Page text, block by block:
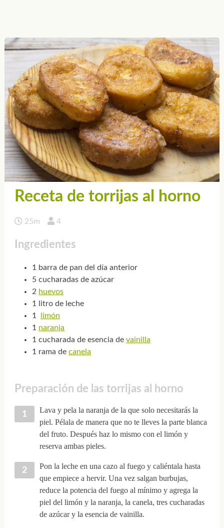
Receta de torrijas al horno
25m 4
Ingredientes
1 barra de pan del día anterior
5 cucharadas de azúcar
2 huevos
1 litro de leche
1
limón
1 naranja
1 cucharada de esencia de vainilla
1 rama de canela
Preparación de las torrijas al horno
Lava y pela la naranja de la que solo necesitarás la
piel. Pélala de manera que no te lleves la parte blanca
del fruto. Después haz lo mismo con el limón y
reserva ambas pieles.
Pon la leche en una cazo al fuego y caliéntala hasta
que empiece a hervir. Una vez salgan burbujas,
reduce la potencia del fuego al mínimo y agrega la
piel del limón y la naranja, la canela, tres cucharadas
de azúcar y la esencia de vainilla.